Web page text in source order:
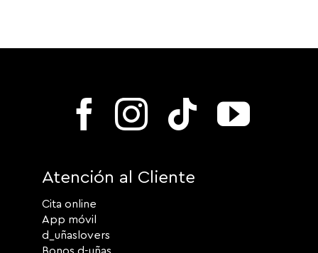
Atención al Cliente
Cita online
App móvil
d_uñaslovers